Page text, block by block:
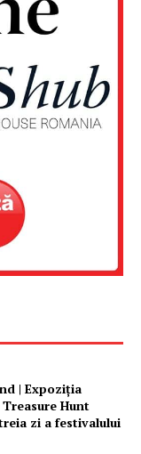
| Expoziţia
Hunt
zi a festivalului